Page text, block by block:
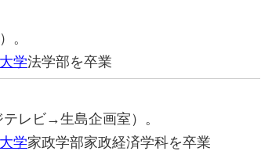
。
学法学部を卒業
レビ→生島企画室）。
学家政学部家政経済学科を卒業